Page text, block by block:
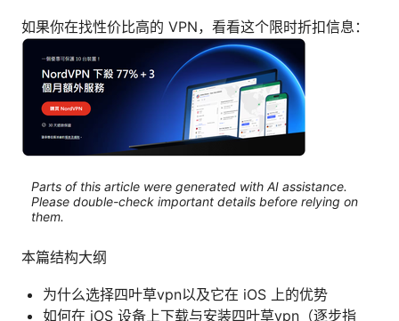
如果你在找性价比高的 VPN，看看这个限时折扣信息：
Parts of this article were generated with AI assistance.
Please double-check important details before relying on
them.
本篇结构大纲
为什么选择四叶草vpn以及它在 iOS 上的优势
如何在 iOS 设备上下载与安装四叶草vpn（逐步指